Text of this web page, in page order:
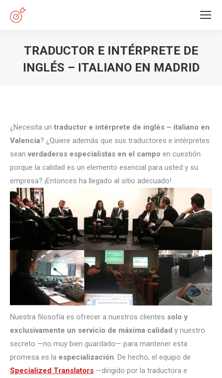
TRADUCTOR E INTÉRPRETE DE
INGLÉS – ITALIANO EN MADRID
¿Necesita un traductor e intérprete de inglés – italiano en
Valencia? ¿Quiere además que sus traductores e intérpretes
sean verdaderos especialistas en el campo en cuestión
porque la calidad es un elemento esencial para usted y su
empresa? ¡Entonces ha llegado al sitio adecuado!
Nuestra filosofía es ofrecer a nuestros clientes solo y
exclusivamente un servicio de máxima calidad y nuestro
secreto —no muy bien guardado— para mantener esta
promesa es la especialización. De hecho, el equipo de
Specialized Translators —dirigido por la traductora e